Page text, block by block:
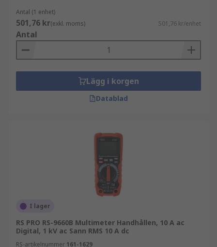
Antal (1 enhet)
501,76 kr(exkl. moms) 501,76 kr/enhet
Antal
Lägg i korgen
Datablad
I lager
RS PRO RS-9660B Multimeter Handhållen, 10 A ac
Digital, 1 kV ac Sann RMS 10 A dc
RS-artikelnummer 161-1629